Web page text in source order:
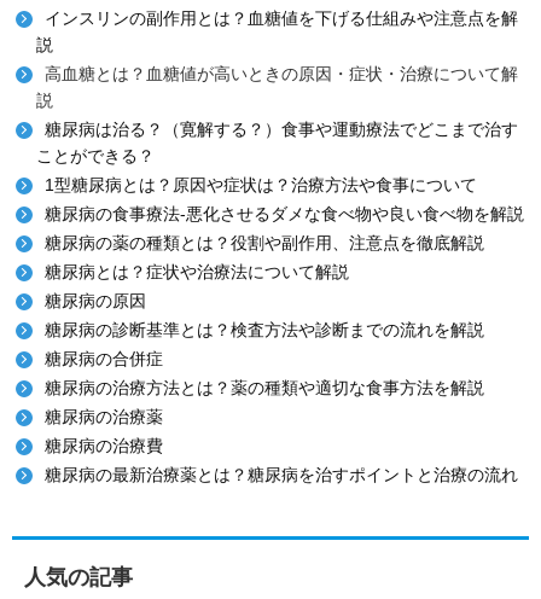
インスリンの副作用とは？血糖値を下げる仕組みや注意点を解
説
高血糖とは？血糖値が高いときの原因・症状・治療について解
説
糖尿病は治る？（寛解する？）食事や運動療法でどこまで治す
ことができる？
1型糖尿病とは？原因や症状は？治療方法や食事について
糖尿病の食事療法-悪化させるダメな食べ物や良い食べ物を解説
糖尿病の薬の種類とは？役割や副作用、注意点を徹底解説
糖尿病とは？症状や治療法について解説
糖尿病の原因
糖尿病の診断基準とは？検査方法や診断までの流れを解説
糖尿病の合併症
糖尿病の治療方法とは？薬の種類や適切な食事方法を解説
糖尿病の治療薬
糖尿病の治療費
糖尿病の最新治療薬とは？糖尿病を治すポイントと治療の流れ
人気の記事